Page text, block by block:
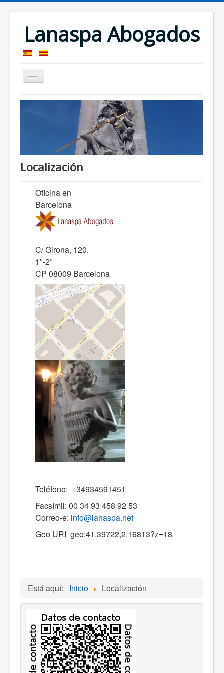
Lanaspa Abogados
Presentación
Localización
Localización
Oficina en
Barcelona
C/ Girona, 120,
1º-2ª
CP 08009 Barcelona
Teléfono: +34934591451
Facsímil: 00 34 93 458 92 53
Correo-e: info@lanaspa.net
Geo URI geo:41.39722,2.16813?z=18
Está aquí: Inicio Localización